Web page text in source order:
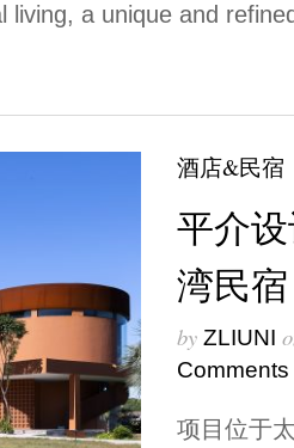
living, a unique and
酒店&民宿
平介
湾民宿
by ZLIUNI
Comments
项目位于